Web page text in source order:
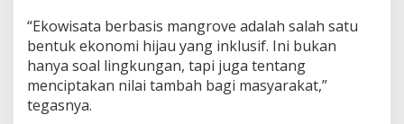
“Ekowisata berbasis mangrove adalah salah satu
bentuk ekonomi hijau yang inklusif. Ini bukan
hanya soal lingkungan, tapi juga tentang
menciptakan nilai tambah bagi masyarakat,”
tegasnya.